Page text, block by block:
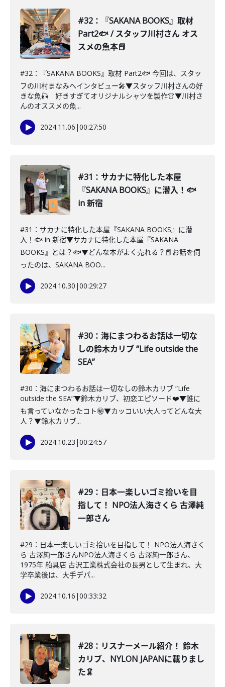
#32：『SAKANA BOOKS』取材
Part2🐟 / スタッフ川村さん オス
スメの魚本📕
#32：『SAKANA BOOKS』取材 Part2🐟 今回は、スタッ
フの川村まなみへインタビュー🎤▼スタッフ川村さんの好
きな魚🎣 好きすぎてオリジナルシャツを製作👚▼川村さ
んのオススメの魚...
2024.11.06 |00:27:50
#31：サカナに特化した本屋
『SAKANA BOOKS』に潜入！🐟
in 新宿
#31：サカナに特化した本屋『SAKANA BOOKS』に潜
入！🐟 in 新宿▼サカナに特化した本屋『SAKANA
BOOKS』とは？🐟▼どんな本がよく売れる？📕お話を伺
ったのは、SAKANA BOO...
2024.10.30 |00:29:27
#30：海にまつわるお話は一切な
しの鈴木カリブ “Life outside the
SEA”
#30：海にまつわるお話は一切なしの鈴木カリブ “Life
outside the SEA”▼鈴木カリブ、初恋エピソード❤️▼誰に
も言っていなかったコト㊙️▼カッコいい大人ってどんな大
人？▼鈴木カリブ...
2024.10.23 |00:24:57
#29：日本一楽しいゴミ拾いを目
指して！ NPO法人海さくら 古澤純
一郎さん
#29：日本一楽しいゴミ拾いを目指して！ NPO法人海さく
ら 古澤純一郎さんNPO法人海さくら 古澤純一郎さん、
1975年 船具店 古沢工業株式会社の長男として生まれ、大
学卒業後は、大手デパ...
2024.10.16 |00:33:32
#28：リスナーメール紹介！ 鈴木
カリブ、NYLON JAPANに載りまし
た🦑